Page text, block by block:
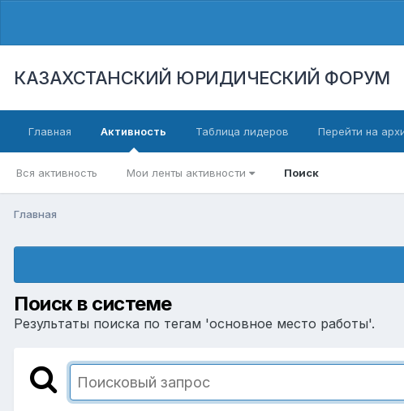
КАЗАХСТАНСКИЙ ЮРИДИЧЕСКИЙ ФОРУМ
Главная Активность
Вся активность Мои ленты активности Поиск
Таблица лидеров Перейти на
Главная
Поиск в системе
Результаты поиска по тегам 'основное место работы'.